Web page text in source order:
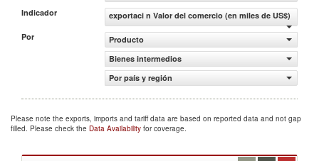
Indicador
exportaci n Valor del comercio (en miles de US$)
Por
Producto
Bienes intermedios
Por país y región
Please note the exports, imports and tariff data are based on reported data and not gap
filled. Please check the Data Availability for coverage.